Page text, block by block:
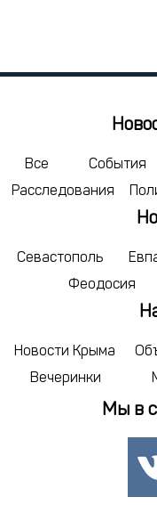
8 9 10
24
29 30 1
6 7 8
Все События
Расследования
Севастополь
Феодосия
Новости Крыма
Вечеринки
Мы в